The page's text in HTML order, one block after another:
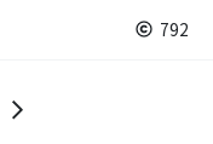
792